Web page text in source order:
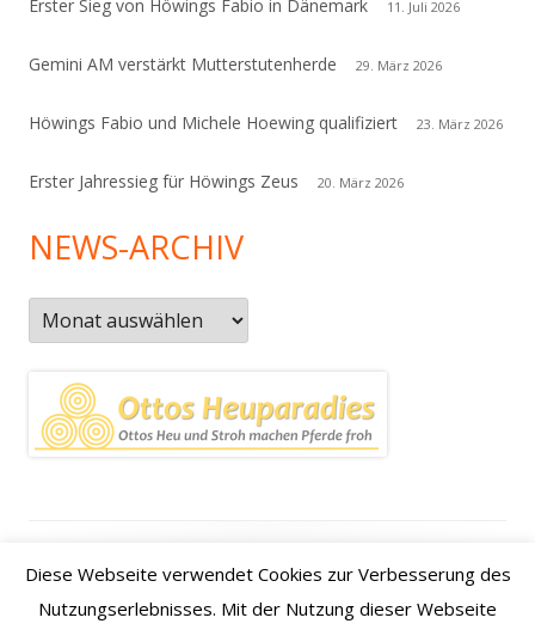
Erster Sieg von Höwings Fabio in Dänemark 11. Juli 2026
Gemini AM verstärkt Mutterstutenherde 29. März 2026
Höwings Fabio und Michele Hoewing qualifiziert 23. März 2026
Erster Jahressieg für Höwings Zeus 20. März 2026
NEWS-ARCHIV
News-
Archiv
Inhalt
Datenschutzerklärung Kontakt | Impressum
Anfahrt /
Diese Webseite verwendet Cookies zur Verbesserung des
Nutzungserlebnisses. Mit der Nutzung dieser Webseite